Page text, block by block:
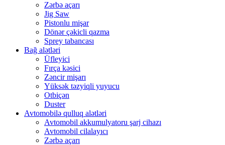
Zərbə açarı
Jig Saw
Pistonlu mişar
Dönər çəkicli qazma
Sprey tabancası
Bağ alətləri
Üfleyici
Fırça kəsici
Zəncir mişarı
Yüksək təzyiqli yuyucu
Otbiçən
Duster
Avtomobilə qulluq alətləri
Avtomobil akkumulyatoru şarj cihazı
Avtomobil cilalayıcı
Zərbə açarı